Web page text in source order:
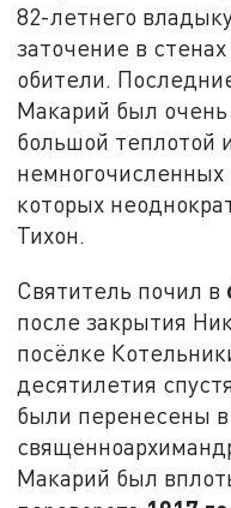
82-летнего
заточение в
обители.
Макарий был
большой теплотой
немногочисленных
которых
Тихон.
Святитель почил в
после закрытия
посёлке
десятилетия
были перенесены
Макарий был